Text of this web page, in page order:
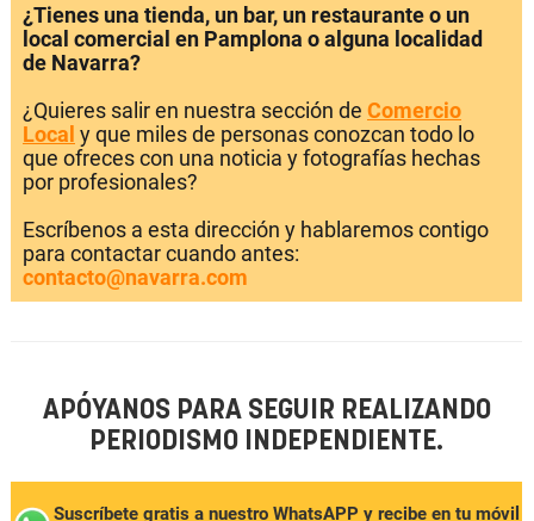
¿Tienes una tienda, un bar, un restaurante o un
local comercial en Pamplona o alguna localidad
de Navarra?
¿Quieres salir en nuestra sección de Comercio
Local y que miles de personas conozcan todo lo
que ofreces con una noticia y fotografías hechas
por profesionales?
Escríbenos a esta dirección y hablaremos contigo
para contactar cuando antes:
contacto@navarra.com
APÓYANOS PARA SEGUIR REALIZANDO
PERIODISMO INDEPENDIENTE.
Suscríbete gratis a nuestro WhatsAPP y recibe en tu móvil